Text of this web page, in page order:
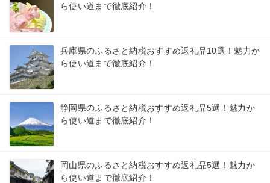
ら使い道まで徹底紹介！
兵庫県のふるさと納税おすすめ返礼品10選！魅力か
ら使い道まで徹底紹介！
静岡県のふるさと納税おすすめ返礼品5選！魅力か
ら使い道まで徹底紹介！
岡山県のふるさと納税おすすめ返礼品5選！魅力か
ら使い道まで徹底紹介！